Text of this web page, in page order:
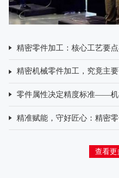
精密零件加工：核心工艺要
精密机械零件加工，究竟主
零件属性决定精度标准——机
精准赋能，守好匠心：精密
查看更